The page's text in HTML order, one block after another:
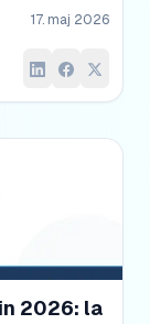
cifras
17. maj 2026
2026: la